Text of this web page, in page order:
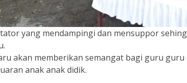
yang mendampingi dan mensuppor
akan memberikan semangat bagi guru
anak anak didik.